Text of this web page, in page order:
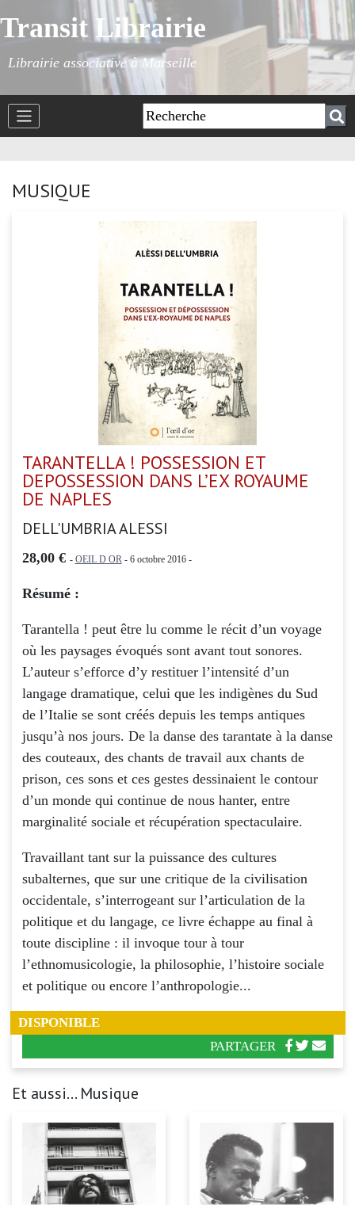
Transit Librairie
Librairie associative à Marseille
MUSIQUE
TARANTELLA ! POSSESSION ET
DEPOSSESSION DANS L’EX ROYAUME
DE NAPLES
DELL'UMBRIA ALESSI
28,00 € - OEIL D OR - 6 octobre 2016 -
Résumé :
Tarantella ! peut être lu comme le récit d’un voyage
où les paysages évoqués sont avant tout sonores.
L’auteur s’efforce d’y restituer l’intensité d’un
langage dramatique, celui que les indigènes du Sud
de l’Italie se sont créés depuis les temps antiques
jusqu’à nos jours. De la danse des tarantate à la danse
des couteaux, des chants de travail aux chants de
prison, ces sons et ces gestes dessinaient le contour
d’un monde qui continue de nous hanter, entre
marginalité sociale et récupération spectaculaire.
Travaillant tant sur la puissance des cultures
subalternes, que sur une critique de la civilisation
occidentale, s’interrogeant sur l’articulation de la
politique et du langage, ce livre échappe au final à
toute discipline : il invoque tour à tour
l’ethnomusicologie, la philosophie, l’histoire sociale
et politique ou encore l’anthropologie...
DISPONIBLE
PARTAGER
Et aussi... Musique